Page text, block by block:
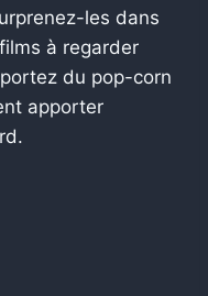
les dans
à regarder
du pop-corn
apporter